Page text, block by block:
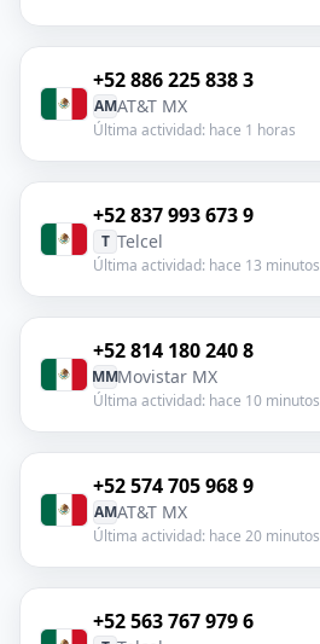
+52 886 225 838 3
AMAT&T MX
Última actividad: hace 1 horas
+52 837 993 673 9
T Telcel
Última actividad: hace 13 minutos
+52 814 180 240 8
MMMovistar MX
Última actividad: hace 10 minutos
+52 574 705 968 9
AMAT&T MX
Última actividad: hace 20 minutos
+52 563 767 979 6